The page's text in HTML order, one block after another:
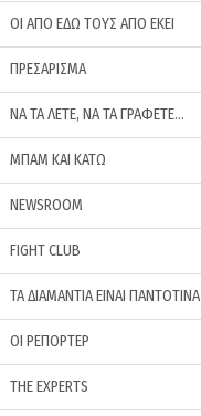
ΟΙ ΑΠΟ ΕΔΩ ΤΟΥΣ ΑΠΟ ΕΚΕΙ
ΠΡΕΣΑΡΙΣΜΑ
ΝΑ ΤΑ ΛΕΤΕ, ΝΑ ΤΑ ΓΡΑΦΕΤΕ…
ΜΠΑΜ ΚΑΙ ΚΑΤΩ
NEWSROOM
FIGHT CLUB
ΤΑ ΔΙΑΜΑΝΤΙΑ ΕΙΝΑΙ ΠΑΝΤΟΤΙΝΑ
ΟΙ ΡΕΠΟΡΤΕΡ
THE EXPERTS